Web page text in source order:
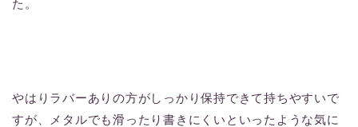
た。
やはりラバーありの方がしっかり保持できて持ちやすいで
すが、メタルでも滑ったり書きにくいといったような気に